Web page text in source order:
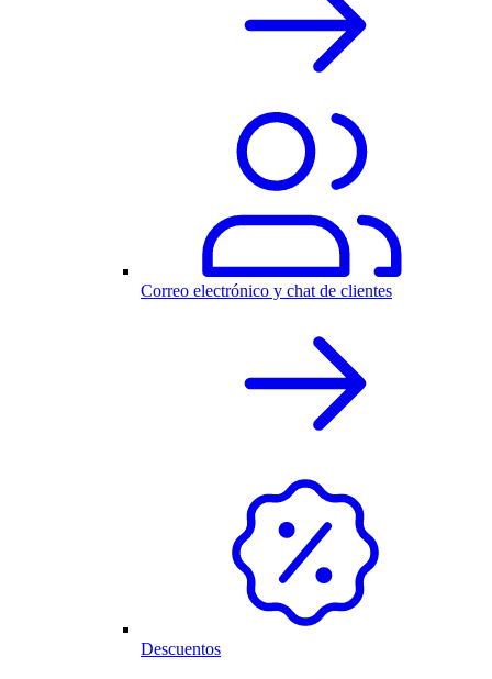
Correo electrónico y chat de clientes
Descuentos